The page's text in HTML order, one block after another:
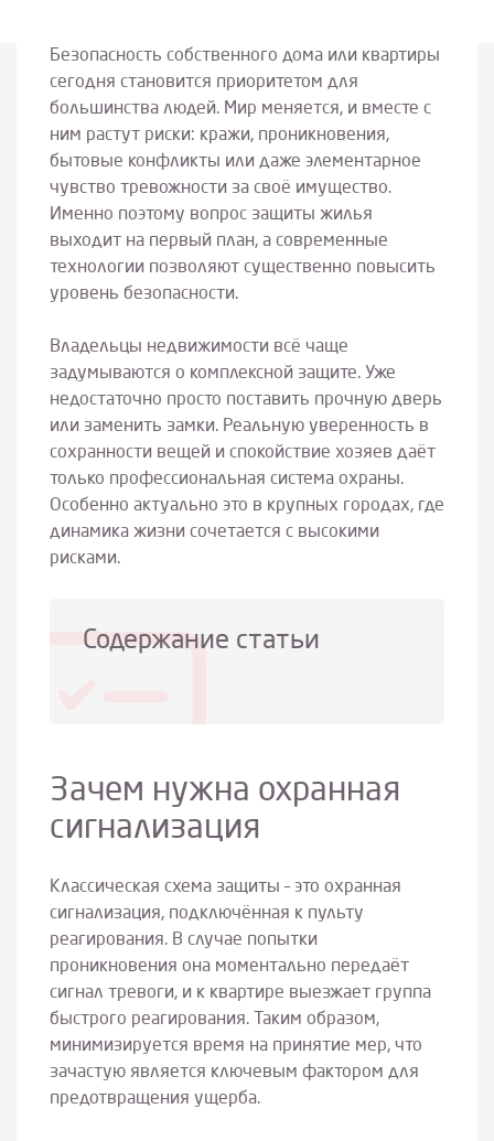
Безопасность собственного дома или квартиры
сегодня становится приоритетом для
большинства людей. Мир меняется, и вместе с
ним растут риски: кражи, проникновения,
бытовые конфликты или даже элементарное
чувство тревожности за своё имущество.
Именно поэтому вопрос защиты жилья
выходит на первый план, а современные
технологии позволяют существенно повысить
уровень безопасности.
Владельцы недвижимости всё чаще
задумываются о комплексной защите. Уже
недостаточно просто поставить прочную дверь
или заменить замки. Реальную уверенность в
сохранности вещей и спокойствие хозяев даёт
только профессиональная система охраны.
Особенно актуально это в крупных городах, где
динамика жизни сочетается с высокими
рисками.
Содержание статьи
Зачем нужна охранная
сигнализация
Классическая схема защиты – это охранная
сигнализация, подключённая к пульту
реагирования. В случае попытки
проникновения она моментально передаёт
сигнал тревоги, и к квартире выезжает группа
быстрого реагирования. Таким образом,
минимизируется время на принятие мер, что
зачастую является ключевым фактором для
предотвращения ущерба.